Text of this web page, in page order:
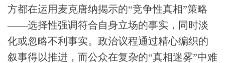
方都在运用麦克唐纳揭示的“竞争性真相”策略
——选择性强调符合自身立场的事实，同时淡
化或忽略不利事实。政治议程通过精心编织的
叙事得以推进，而公众在复杂的“真相迷雾”中难